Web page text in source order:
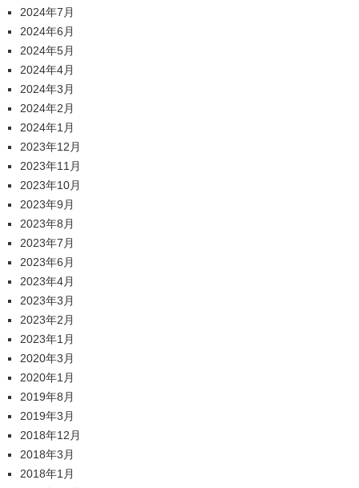
2024年7月
2024年6月
2024年5月
2024年4月
2024年3月
2024年2月
2024年1月
2023年12月
2023年11月
2023年10月
2023年9月
2023年8月
2023年7月
2023年6月
2023年4月
2023年3月
2023年2月
2023年1月
2020年3月
2020年1月
2019年8月
2019年3月
2018年12月
2018年3月
2018年1月